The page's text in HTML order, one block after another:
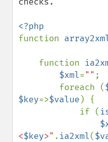
function
    function
$xml="" ;
        foreach (
$key=>$value ) {
            if (
<$key>" . ia2xml(